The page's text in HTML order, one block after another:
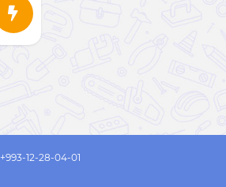
+993-12-28-04-01